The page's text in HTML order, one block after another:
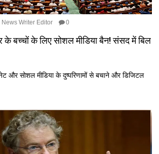
News Writer Editor 0
बच्चों के लिए सोशल मीडिया बैन! संसद में बिल
और सोशल मीडिया के दुष्परिणामों से बचाने और डिजिटल